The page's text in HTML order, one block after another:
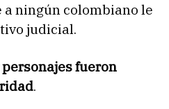
a ningún colombiano le
judicial.
fueron
.